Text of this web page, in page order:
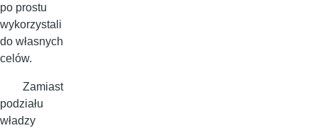
po prostu
wykorzystali
do własnych
celów.
Zamiast
podziału
władzy